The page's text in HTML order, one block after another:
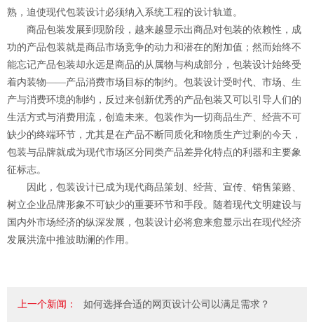
熟，迫使现代包装设计必须纳入系统工程的设计轨道。
商品包装发展到现阶段，越来越显示出商品对包装的依赖性，成
功的产品包装就是商品市场竞争的动力和潜在的附加值；然而始终不
能忘记产品包装却永远是商品的从属物与构成部分，包装设计始终受
着内装物——产品消费市场目标的制约。包装设计受时代、市场、生
产与消费环境的制约，反过来创新优秀的产品包装又可以引导人们的
生活方式与消费用流，创造未来。包装作为一切商品生产、经营不可
缺少的终端环节，尤其是在产品不断同质化和物质生产过剩的今天，
包装与品牌就成为现代市场区分同类产品差异化特点的利器和主要象
征标志。
因此，包装设计已成为现代商品策划、经营、宣传、销售策赂、
树立企业品牌形象不可缺少的重要环节和手段。随着现代文明建设与
国内外市场经济的纵深发展，包装设计必将愈来愈显示出在现代经济
发展洪流中推波助澜的作用。
上一个新闻： 如何选择合适的网页设计公司以满足需求？